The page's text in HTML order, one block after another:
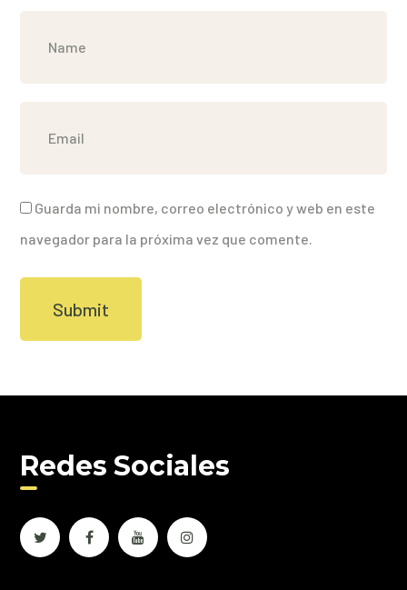
Guarda mi nombre, correo electrónico y web en este
navegador para la próxima vez que comente.
Redes Sociales